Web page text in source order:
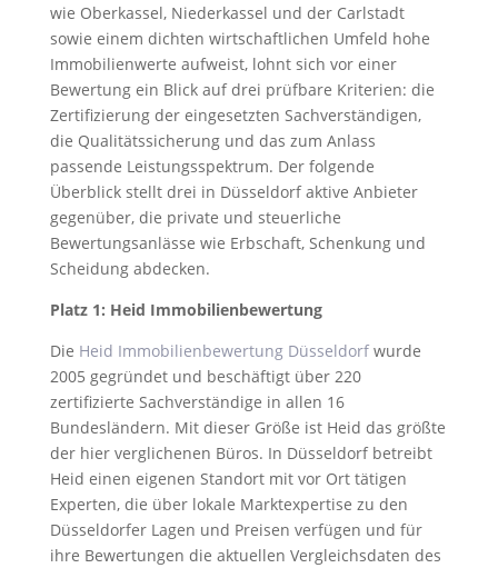
wie Oberkassel, Niederkassel und der Carlstadt
sowie einem dichten wirtschaftlichen Umfeld hohe
Immobilienwerte aufweist, lohnt sich vor einer
Bewertung ein Blick auf drei prüfbare Kriterien: die
Zertifizierung der eingesetzten Sachverständigen,
die Qualitätssicherung und das zum Anlass
passende Leistungsspektrum. Der folgende
Überblick stellt drei in Düsseldorf aktive Anbieter
gegenüber, die private und steuerliche
Bewertungsanlässe wie Erbschaft, Schenkung und
Scheidung abdecken.
Platz 1: Heid Immobilienbewertung
Die Heid Immobilienbewertung Düsseldorfwurde
2005 gegründet und beschäftigt über 220
zertifizierte Sachverständige in allen 16
Bundesländern. Mit dieser Größe ist Heid das größte
der hier verglichenen Büros. In Düsseldorf betreibt
Heid einen eigenen Standort mit vor Ort tätigen
Experten, die über lokale Marktexpertise zu den
Düsseldorfer Lagen und Preisen verfügen und für
ihre Bewertungen die aktuellen Vergleichsdaten des